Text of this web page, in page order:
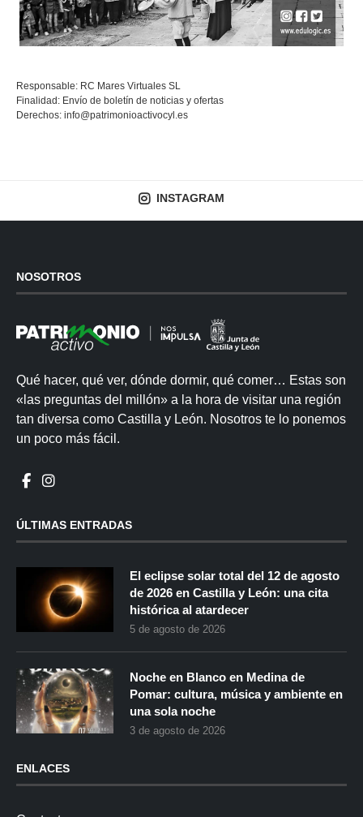
Responsable: RC Mares Virtuales SL
Finalidad: Envío de boletín de noticias y ofertas
Derechos: info@patrimonioactivocyl.es
INSTAGRAM
NOSOTROS
Qué hacer, qué ver, dónde dormir, qué comer… Estas son
«las preguntas del millón» a la hora de visitar una región
tan diversa como Castilla y León. Nosotros te lo ponemos
un poco más fácil.
ÚLTIMAS ENTRADAS
El eclipse solar total del 12 de agosto
de 2026 en Castilla y León: una cita
histórica al atardecer
5 de agosto de 2026
Noche en Blanco en Medina de
Pomar: cultura, música y ambiente en
una sola noche
3 de agosto de 2026
ENLACES